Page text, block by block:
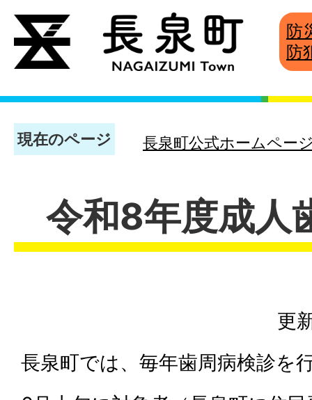
防
防
現在のページ 長泉町公式ホームペー
令和8年度成人
更
長泉町では、毎年歯周病検診を